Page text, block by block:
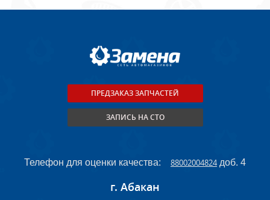
ПРЕДЗАКАЗ ЗАПЧАСТЕЙ
ЗАПИСЬ НА СТО
Телефон для оценки качества: 88002004824доб. 4
г. Абакан